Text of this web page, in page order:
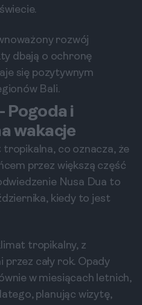
rozwój
dbają o ochronę
się pozytywnym
Bali.
Pogoda i
wakacje
co oznacza, że
przez większą część
Nusa Dua to
kiedy to jest
tropikalny, z
cały rok. Opady
w miesiącach letnich,
planując wizytę,